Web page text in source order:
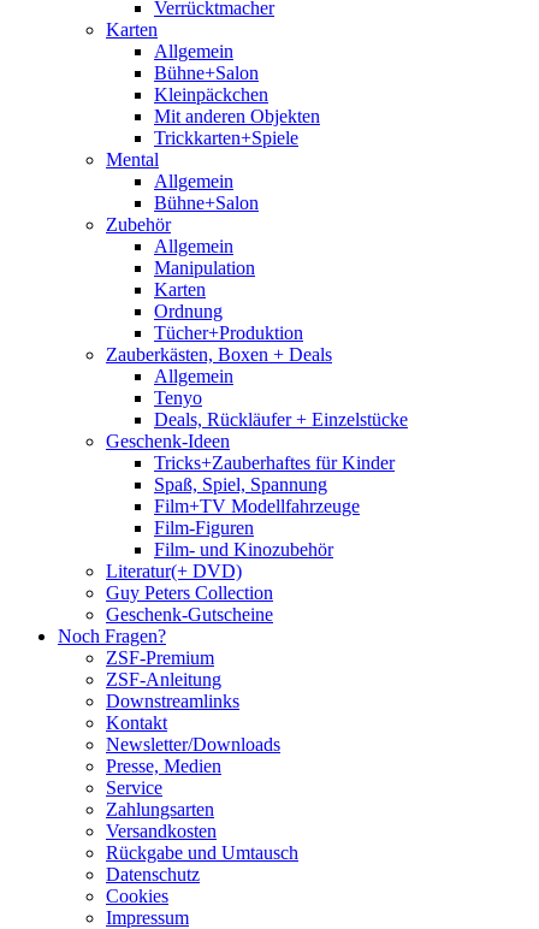
Verrücktmacher
Karten
Allgemein
Bühne+Salon
Kleinpäckchen
Mit anderen Objekten
Trickkarten+Spiele
Mental
Allgemein
Bühne+Salon
Zubehör
Allgemein
Manipulation
Karten
Ordnung
Tücher+Produktion
Zauberkästen, Boxen + Deals
Allgemein
Tenyo
Deals, Rückläufer + Einzelstücke
Geschenk-Ideen
Tricks+Zauberhaftes für Kinder
Spaß, Spiel, Spannung
Film+TV Modellfahrzeuge
Film-Figuren
Film- und Kinozubehör
Literatur(+ DVD)
Guy Peters Collection
Geschenk-Gutscheine
Noch Fragen?
ZSF-Premium
ZSF-Anleitung
Downstreamlinks
Kontakt
Newsletter/Downloads
Presse, Medien
Service
Zahlungsarten
Versandkosten
Rückgabe und Umtausch
Datenschutz
Cookies
Impressum